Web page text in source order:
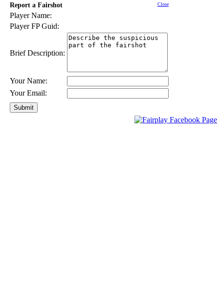
Report a Fairshot Close
Player Name:
Player FP Guid:
Brief Description:
Your Name:
Your Email: